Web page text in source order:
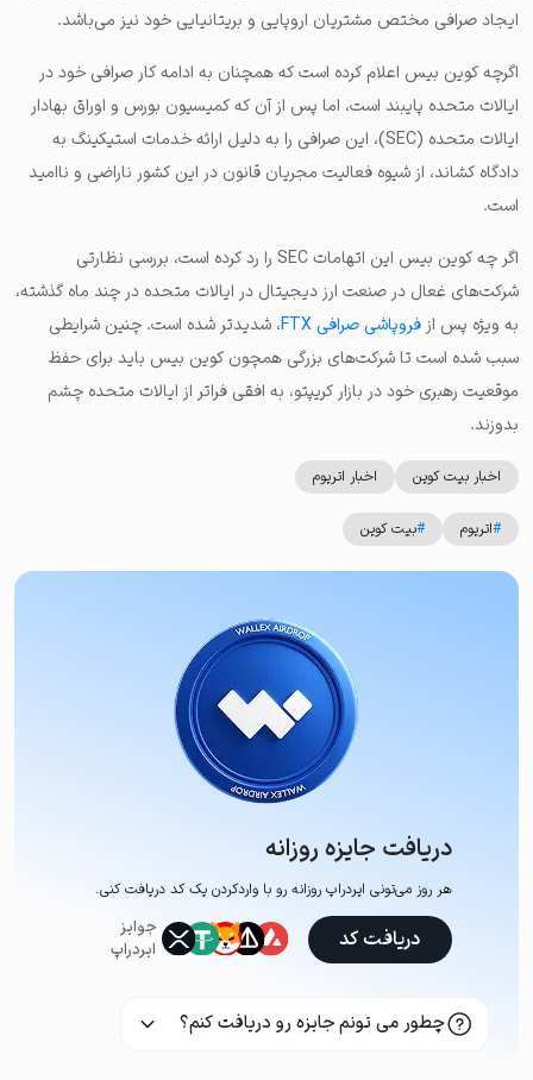
ایجاد صرافی مختص مشتریان اروپایی و بریتانیایی خود نیز می‌باشد.
اگرچه کوین بیس اعلام کرده است که همچنان به ادامه کار صرافی خود در
ایالات متحده پایبند است، اما پس از آن که کمیسیون بورس و اوراق بهادار
ایالات متحده (SEC)، این صرافی را به دلیل ارائه خدمات استیکینگ به
دادگاه کشاند، از شیوه فعالیت مجریان قانون در این کشور ناراضی و ناامید
است.
اگر چه کوین بیس این اتهامات SEC را رد کرده است، بررسی نظارتی
شرکت‌های غعال در صنعت ارز دیجیتال در ایالات متحده در چند ماه گذشته،
به ویژه پس از فروپاشی صرافی FTX
، شدیدتر شده است. چنین شرایطی
سبب شده است تا شرکت‌‌های بزرگی همچون کوین بیس باید برای حفظ
موقعیت رهبری خود در بازار کریپتو، به افقی فراتر از ایالات متحده چشم
بدوزند.
اخبار بیت کوین اخبار اتریوم
#اتریوم #بیت کوین
دریافت جایزه روزانه
هر روز می‌تونی ایردراپ روزانه رو با وارد‌کردن یک کد دریافت کنی.
جوایز
ایردراپ
دریافت کد
چطور می تونم جایزه رو دریافت کنم؟